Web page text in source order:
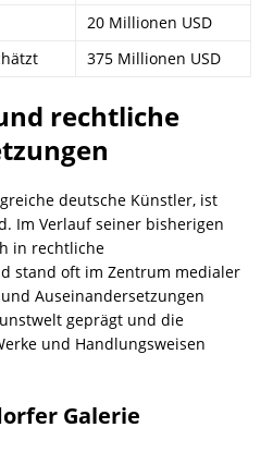
20 Millionen USD
375 Millionen USD
rechtliche
deutsche Künstler, ist
Im Verlauf seiner bisherigen
in rechtliche
stand oft im Zentrum medialer
Auseinandersetzungen
geprägt und die
und Handlungsweisen
Galerie